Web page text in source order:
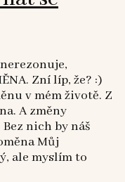
Zní líp, že? :)
v mém životě. Z
A změny
nich by náš
Můj
ale myslím to